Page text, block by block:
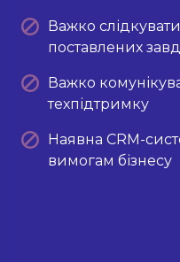
Важко
поставлених
Важко
техпідтримку
Наявна CRM-
вимогам бізнесу